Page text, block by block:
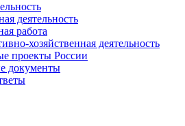
деятельность
работа
хозяйственная деятельность
проекты России
документы